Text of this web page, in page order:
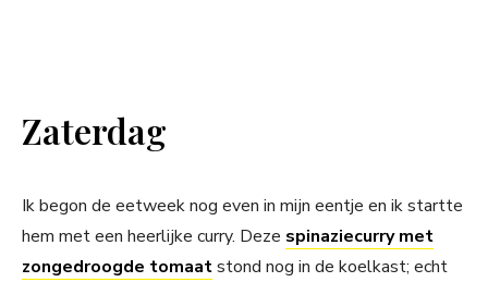
Zaterdag
Ik begon de eetweek nog even in mijn eentje en ik startte
hem met een heerlijke curry. Deze spinaziecurry met
zongedroogde tomaatstond nog in de koelkast; echt